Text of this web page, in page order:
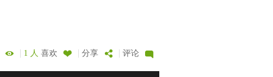
| 1 人 喜欢 | 分享 | 评论